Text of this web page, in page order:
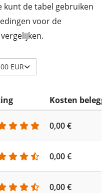
kunt de tabel gebruiken
voor de
EUR
Kosten
0,00 €
0,00 €
0,00 €